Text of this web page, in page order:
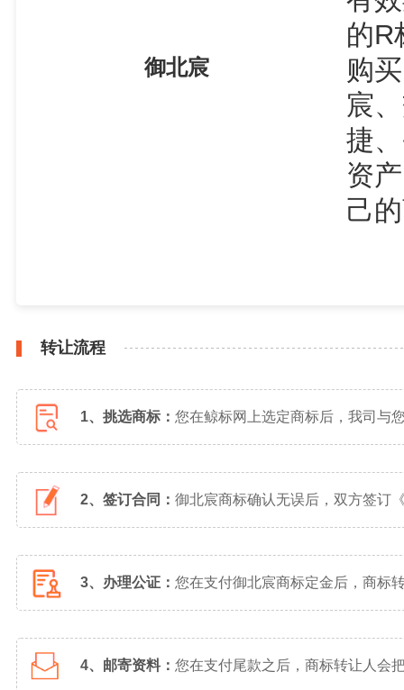
御北宸
的R
购
宸
捷
资
己
转让流程
1、挑选商标： 您在鲸标网上选定商标后，我司与
2、签订合同： 御北宸商标确认无误后，双方签订
3、办理公证： 您在支付御北宸商标定金后，商标
4、邮寄资料： 您在支付尾款之后，商标转让人会